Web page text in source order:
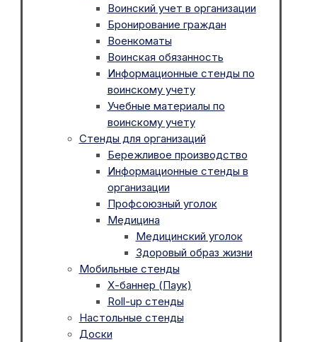
Воинский учет в организации
Бронирование граждан
Военкоматы
Воинская обязанность
Информационные стенды по
воинскому учету
Учебные материалы по
воинскому учету
Стенды для организаций
Бережливое производство
Информационные стенды в
организации
Профсоюзный уголок
Медицина
Медицинский уголок
Здоровый образ жизни
Мобильные стенды
Х-баннер (Паук)
Roll-up стенды
Настольные стенды
Доски